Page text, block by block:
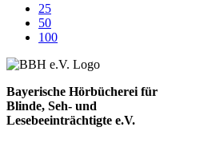
25
50
100
Bayerische Hörbücherei für
Blinde, Seh- und
Lesebeeinträchtigte e.V.